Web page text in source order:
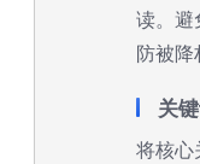
读。避
防被降
关
将核心